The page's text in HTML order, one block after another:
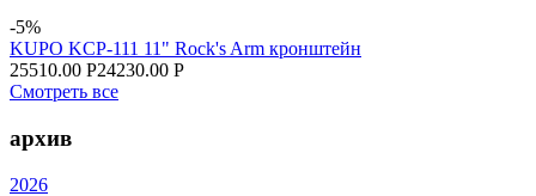
-5%
KUPO KCP-111 11" Rock's Arm кронштейн
25510.00 Р24230.00 Р
Смотреть все
архив
2026